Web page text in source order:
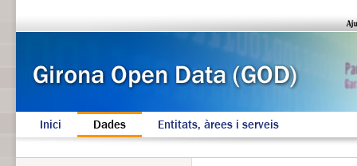
Inici Dades Entitats, àrees i serveis